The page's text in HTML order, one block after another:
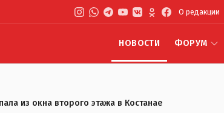
О редакции
НОВОСТИ ФОРУМ
из окна второго этажа в Костанае